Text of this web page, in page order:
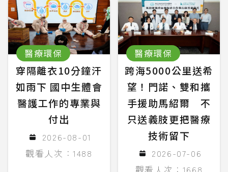
醫療環保
穿隔離衣10分鐘汗
如雨下 國中生體會
醫護工作的專業與
付出
2026-08-01
觀看人次：1488
醫療環保
跨海5000公里送希
望！門諾、雙和攜
手援助馬紹爾 不
只送義肢更把醫療
技術留下
2026-07-06
觀看人次：1668